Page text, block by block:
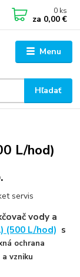
Menu
Hľadať
0 ks
za 0,00 €
L/hod)
servis
vody a
(500 L/hod) s
ochrana
vzniku